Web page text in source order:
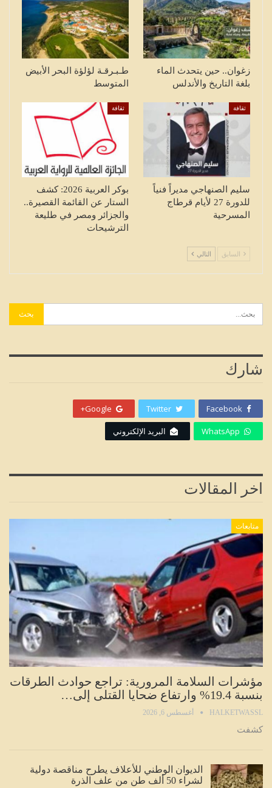
زغوان.. حين يتحدث الماء
بلغة التاريخ والأندلس
طـبـرقـة لؤلؤة البحر الأبيض
المتوسط
ثقافة
سليم الصنهاجي مديراً فنياً
للدورة 27 لأيام قرطاج
المسرحية
ثقافة
بوكر العربية 2026: كشف
الستار عن القائمة القصيرة..
والجزائر ومصر في طليعة
الترشيحات
السابق التالي
شارك
Facebook
Twitter
Google+
WhatsApp البريد الإلكتروني
اخر المقالات
متابعات
مؤشرات السلامة المرورية: تراجع حوادث الطرقات
بنسبة 19.4% وارتفاع ضحايا القتلى إلى…
HALKETWASSL أغسطس 6, 2026
كشفت
الديوان الوطني للأعلاف يطرح مناقصة دولية
لشراء 50 ألف طن من علف الذرة